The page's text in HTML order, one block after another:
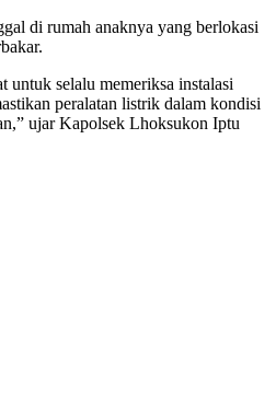
di rumah anaknya yang berlokasi
untuk selalu memeriksa instalasi
peralatan listrik dalam kondisi
ujar Kapolsek Lhoksukon Iptu